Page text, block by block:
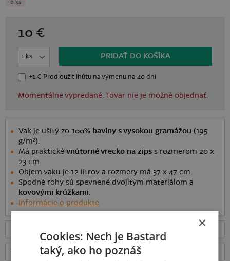
0 ks
10 €
PRIDAŤ DO KOŠÍKA
+1 € Prodloužit lhůtuna výmenu na 40 dní
Momentálne vypredané. Tovar nie je možné objednať.
Vak je ušitý zo 100% bavlny s vysokou gramážou (195
g/m²).
Má praktickévnútorné vrecko na zips s rozmerom 20 x
23 cm.
Objem vaku je 12 litrov a rozmery má 37 x 47 cm.
Spodné rohy sú spevnené dvojitým materiálom a
kovovými krúžkami.
Informácie o produkte
Tabuľka veľkostí: Akú vybrať?
×
Cookies: Nech je Bastard
taký, ako ho poznáš